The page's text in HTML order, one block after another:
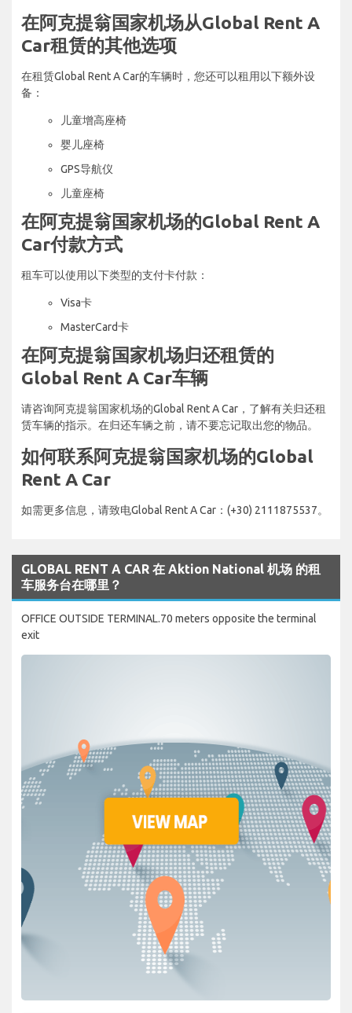
在阿克提翁国家机场从Global Rent A
Car租赁的其他选项
在租赁Global Rent A Car的车辆时，您还可以租用以下额外设
备：
儿童增高座椅
婴儿座椅
GPS导航仪
儿童座椅
在阿克提翁国家机场的Global Rent A
Car付款方式
租车可以使用以下类型的支付卡付款：
Visa卡
MasterCard卡
在阿克提翁国家机场归还租赁的
Global Rent A Car车辆
请咨询阿克提翁国家机场的Global Rent A Car，了解有关归还租
赁车辆的指示。在归还车辆之前，请不要忘记取出您的物品。
如何联系阿克提翁国家机场的Global
Rent A Car
如需更多信息，请致电Global Rent A Car：(+30) 2111875537。
GLOBAL RENT A CAR 在 Aktion National 机场 的租
车服务台在哪里？
OFFICE OUTSIDE TERMINAL.70 meters opposite the terminal
exit